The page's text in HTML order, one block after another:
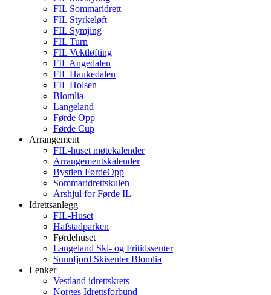
FIL Sommaridrett
FIL Styrkeløft
FIL Symjing
FIL Turn
FIL Vektløfting
FIL Angedalen
FIL Haukedalen
FIL Holsen
Blomlia
Langeland
Førde Opp
Førde Cup
Arrangement
FIL-huset møtekalender
Arrangementskalender
Bystien FørdeOpp
Sommaridrettskulen
Årshjul for Førde IL
Idrettsanlegg
FIL-Huset
Hafstadparken
Førdehuset
Langeland Ski- og Fritidssenter
Sunnfjord Skisenter Blomlia
Lenker
Vestland idrettskrets
Norges Idrettsforbund